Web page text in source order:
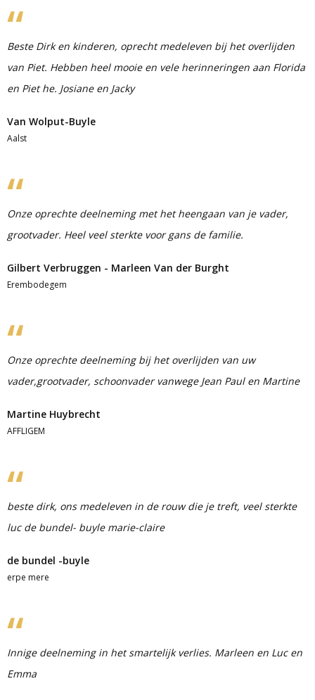
Beste Dirk en kinderen, oprecht medeleven bij het overlijden
van Piet. Hebben heel mooie en vele herinneringen aan Florida
en Piet he. Josiane en Jacky
Van Wolput-Buyle
Aalst
Onze oprechte deelneming met het heengaan van je vader,
grootvader. Heel veel sterkte voor gans de familie.
Gilbert Verbruggen - Marleen Van der Burght
Erembodegem
Onze oprechte deelneming bij het overlijden van uw
vader,grootvader, schoonvader vanwege Jean Paul en Martine
Martine Huybrecht
AFFLIGEM
beste dirk, ons medeleven in de rouw die je treft, veel sterkte
luc de bundel- buyle marie-claire
de bundel -buyle
erpe mere
Innige deelneming in het smartelijk verlies. Marleen en Luc en
Emma